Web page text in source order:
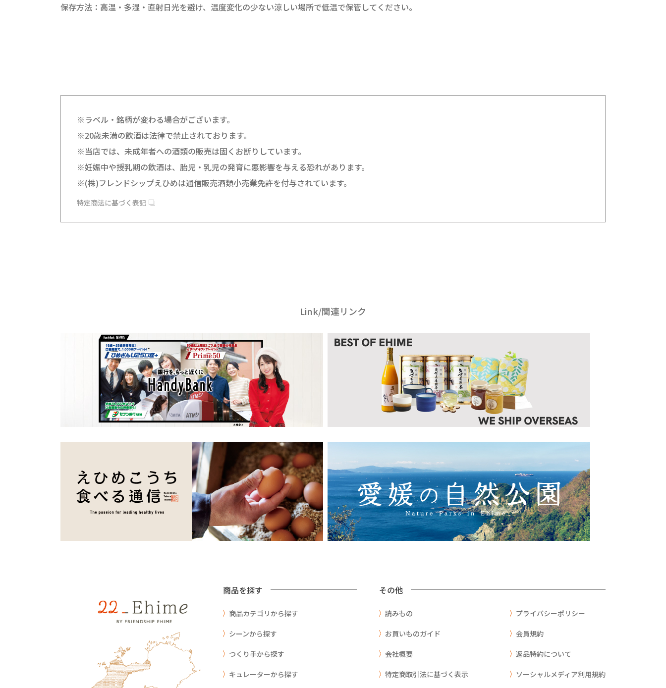
保存方法：高温・多湿・直射日光を避け、温度変化の少ない涼しい場所で低温で保管してください。
※ラベル・銘柄が変わる場合がございます。
※20歳未満の飲酒は法律で禁止されております。
※当店では、未成年者への酒類の販売は固くお断りしています。
※妊娠中や授乳期の飲酒は、胎児・乳児の発育に悪影響を与える恐れがあります。
※(株)フレンドシップえひめは通信販売酒類小売業免許を付与されています。
特定商法に基づく表記
Link/関連リンク
商品を探す
商品カテゴリから探す
シーンから探す
つくり手から探す
キュレーターから探す
その他
読みもの
お買いものガイド
会社概要
特定商取引法に基づく表示
プライバシーポリシー
会員規約
返品特約について
ソーシャルメディア利用規約